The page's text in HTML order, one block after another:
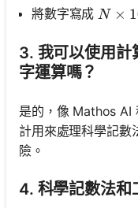
將數字寫成 N
N × 1
3. 我可以使用計
字運算嗎？
是的，像 Mathos AI
計用來處理科學記數
險。
4. 科學記數法和